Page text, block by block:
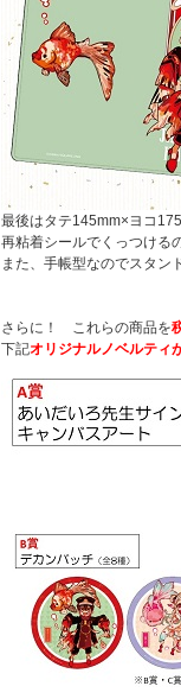
最後はタテ145mm×ヨコ
再粘着シールでくっつける
また、手帳型なのでスタン
さらに！ これらの商品を
下記オリジナルノベルティ